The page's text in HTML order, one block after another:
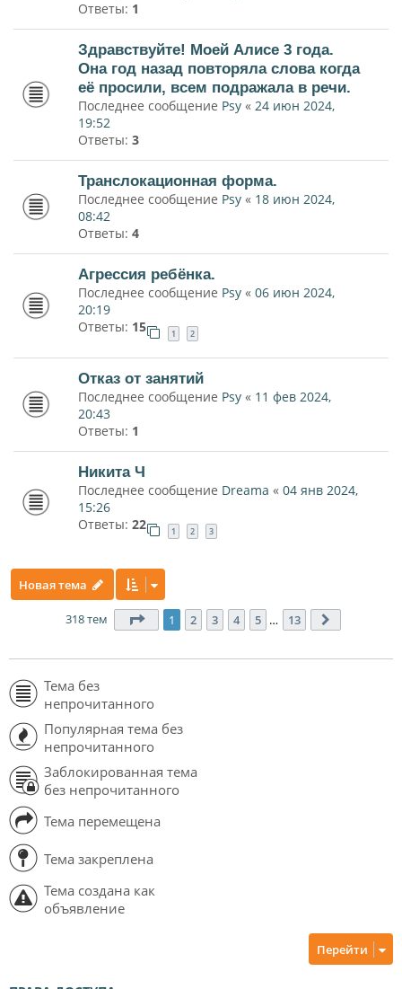
Ответы: 1
Здравствуйте! Моей Алисе 3 года.
Она год назад повторяла слова когда
её просили, всем подражала в речи.
Последнее сообщение Psy « 24 июн 2024,
19:52
Ответы: 3
Транслокационная форма.
Последнее сообщение Psy « 18 июн 2024,
08:42
Ответы: 4
Агрессия ребёнка.
Последнее сообщение Psy « 06 июн 2024,
20:19
Ответы: 15 1 2
Отказ от занятий
Последнее сообщение Psy « 11 фев 2024,
20:43
Ответы: 1
Никита Ч
Последнее сообщение Dreama « 04 янв 2024,
15:26
Ответы: 22 1 2 3
Новая тема
318 тем Страница 1из 13
1 2 3 4 5 … 13
Тема без
непрочитанного
Популярная тема без
непрочитанного
Заблокированная тема
без непрочитанного
Тема перемещена
Тема закреплена
Тема создана как
объявление
Перейти